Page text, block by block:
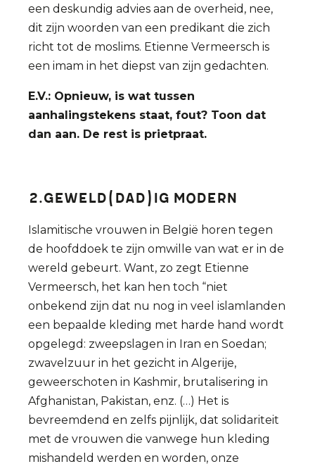
een deskundig advies aan de overheid, nee,
dit zijn woorden van een predikant die zich
richt tot de moslims. Etienne Vermeersch is
een imam in het diepst van zijn gedachten.
E.V.: Opnieuw, is wat tussen
aanhalingstekens staat, fout? Toon dat
dan aan. De rest is prietpraat.
2.Geweld(dad)ig modern
Islamitische vrouwen in België horen tegen
de hoofddoek te zijn omwille van wat er in de
wereld gebeurt. Want, zo zegt Etienne
Vermeersch, het kan hen toch “niet
onbekend zijn dat nu nog in veel islamlanden
een bepaalde kleding met harde hand wordt
opgelegd: zweepslagen in Iran en Soedan;
zwavelzuur in het gezicht in Algerije,
geweerschoten in Kashmir, brutalisering in
Afghanistan, Pakistan, enz. (…) Het is
bevreemdend en zelfs pijnlijk, dat solidariteit
met de vrouwen die vanwege hun kleding
mishandeld werden en worden, onze